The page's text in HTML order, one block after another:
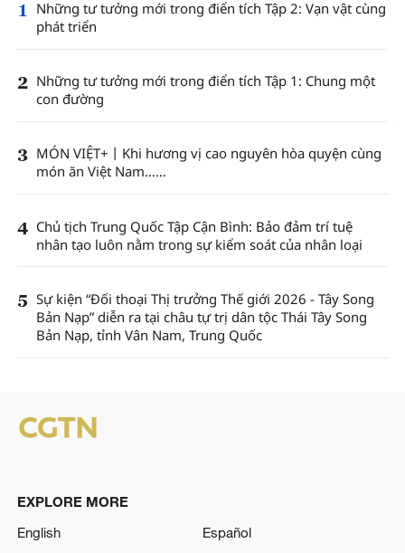
1
Những tư tưởng mới trong điển tích Tập 2: Vạn vật cùng
phát triển
2 Những tư tưởng mới trong điển tích Tập 1: Chung một
con đường
3 MÓN VIỆT+丨Khi hương vị cao nguyên hòa quyện cùng
món ăn Việt Nam……
4 Chủ tịch Trung Quốc Tập Cận Bình: Bảo đảm trí tuệ
nhân tạo luôn nằm trong sự kiểm soát của nhân loại
5 Sự kiện “Đối thoại Thị trưởng Thế giới 2026 - Tây Song
Bản Nạp” diễn ra tại châu tự trị dân tộc Thái Tây Song
Bản Nạp, tỉnh Vân Nam, Trung Quốc
EXPLORE MORE
English
Español